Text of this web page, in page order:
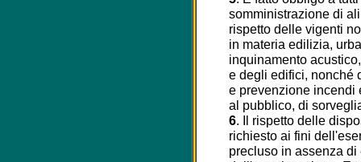
somministrazione di
rispetto delle vigenti
in materia edilizia,
inquinamento
e degli edifici, nonché
e prevenzione incendi
al pubblico, di
6. Il rispetto delle
richiesto ai fini
precluso in assenza